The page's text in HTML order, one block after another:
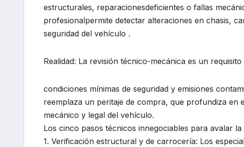
estructurales, reparacionesdeficientes o fallas
profesionalpermite detectar alteraciones en chasis,
seguridad del vehículo .
Realidad: La revisión técnico-mecánica es un
condiciones mínimas de seguridad y emisiones
reemplaza un peritaje de compra, que profundiza en
mecánico y legal del vehículo.
Los cinco pasos técnicos innegociables para avalar
1. Verificación estructural y de carrocería: Los